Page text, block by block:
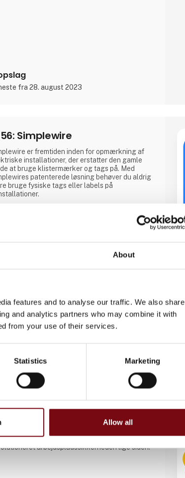
About
features and to analyse our traffic. We also share
and analytics partners who may combine it with
from your use of their services.
Statistics Marketing
Allow all
fra 28. august 2023
Simplewire
er fremtiden inden for opmærkning af
installationer, der erstatter den gamle
at bruge klistermærker og tags på. Med
patenterede løsning behøver du aldrig
bruge fysiske tags eller labels på
er derfor indlejret i installationen og kan læses
langs ledninger og kabler i stedet for kun at
er grunden til, at Simplewires digitale
clips overfører ID'et fra dine sikringer
el
fra 1. juni 2026
polymersikkerhedsbarriere, og vi har
arbejdspladssikkerheden lige siden.